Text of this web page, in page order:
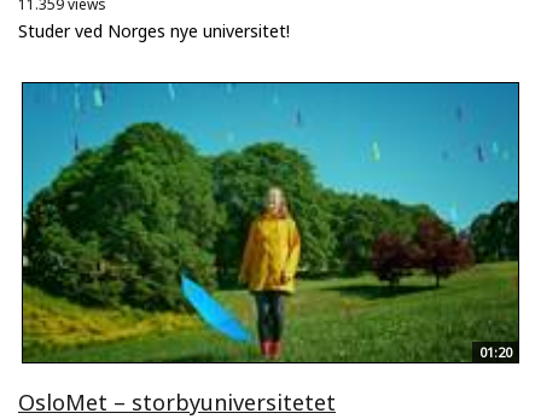
Studer ved Norges nye universitet!
01:20
OsloMet – storbyuniversitetet